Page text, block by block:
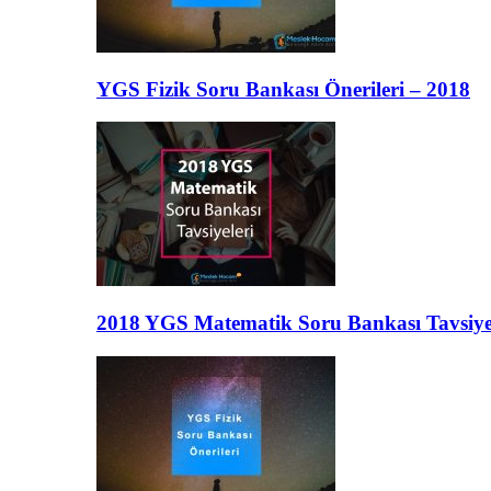
YGS Fizik Soru Bankası Önerileri – 2018
2018 YGS Matematik Soru Bankası